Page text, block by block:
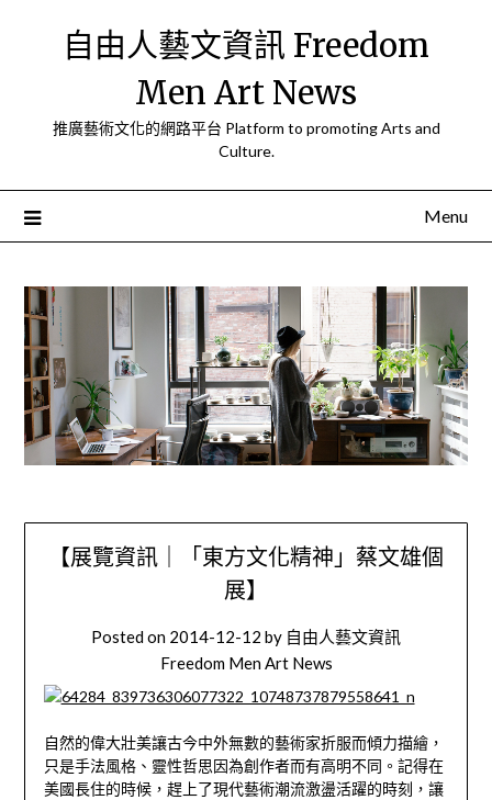
自由人藝文資訊 Freedom
Men Art News
推廣藝術文化的網路平台 Platform to promoting Arts and
Culture.
Menu
【展覽資訊｜「東方文化精神」蔡文雄個
展】
Posted on 2014-12-12 by 自由人藝文資訊
Freedom Men Art News
自然的偉大壯美讓古今中外無數的藝術家折服而傾力描繪，
只是手法風格、靈性哲思因為創作者而有高明不同。記得在
美國長住的時候，趕上了現代藝術潮流激盪活躍的時刻，讓